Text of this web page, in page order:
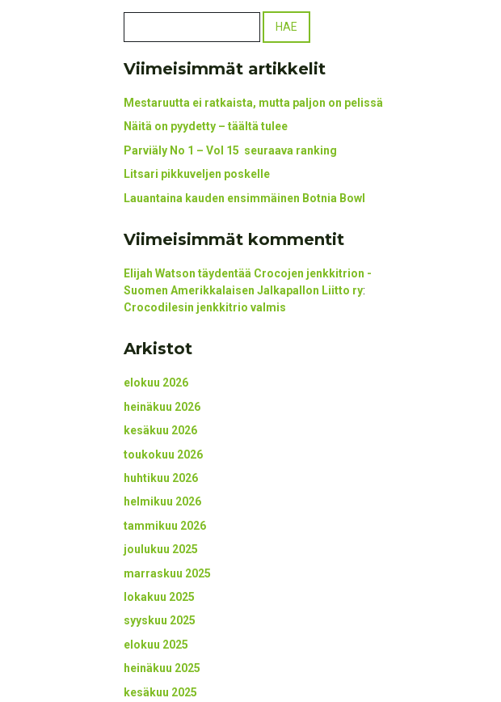
Viimeisimmät artikkelit
Mestaruutta ei ratkaista, mutta paljon on pelissä
Näitä on pyydetty – täältä tulee
Parviäly No 1 – Vol 15 seuraava ranking
Litsari pikkuveljen poskelle
Lauantaina kauden ensimmäinen Botnia Bowl
Viimeisimmät kommentit
Elijah Watson täydentää Crocojen jenkkitrion -
Suomen Amerikkalaisen Jalkapallon Liitto ry:
Crocodilesin jenkkitrio valmis
Arkistot
elokuu 2026
heinäkuu 2026
kesäkuu 2026
toukokuu 2026
huhtikuu 2026
helmikuu 2026
tammikuu 2026
joulukuu 2025
marraskuu 2025
lokakuu 2025
syyskuu 2025
elokuu 2025
heinäkuu 2025
kesäkuu 2025